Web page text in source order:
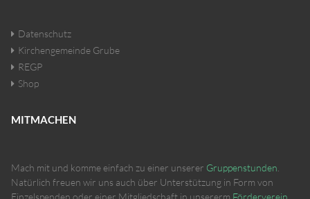
Datenschutz
Kirchengemeinde Grube
REGP
Shop
MITMACHEN
Mach mit und komme einfach zu einer unserer Gruppenstunden
Natürlich freuen wir uns auch über Unterstützung in Form von
Einzelspenden oder einer Mitgliedschaft in unsererm Förderverein